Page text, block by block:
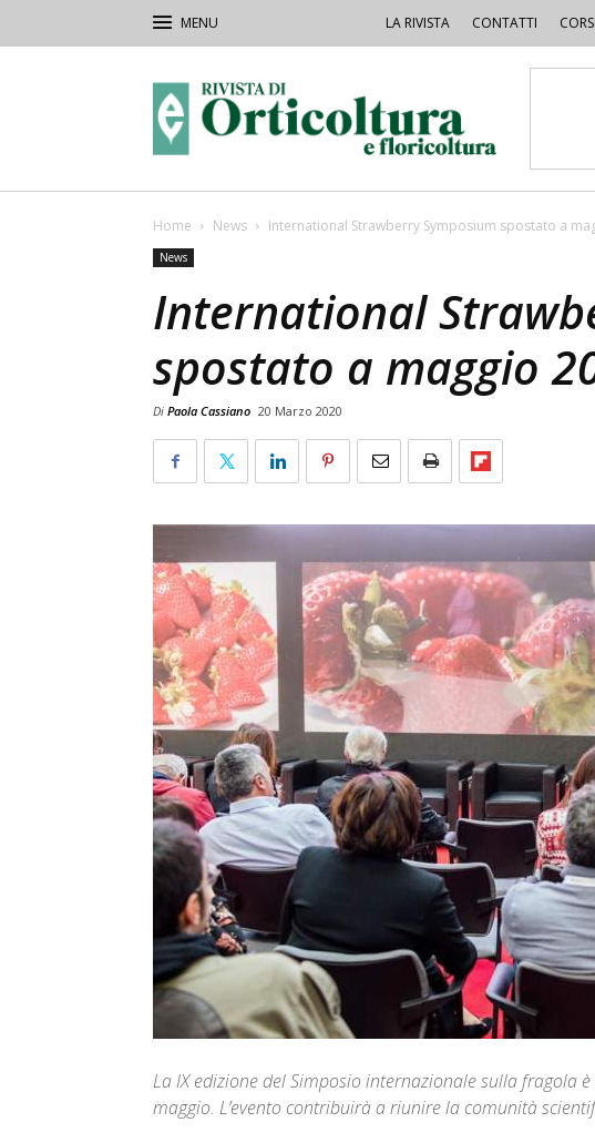
LA RIVISTA CONTATTI CORSI
Orticoltura
Home News International Strawberry Symposium spostato a
News
International
spostato a maggio
Di Paola Cassiano 20 Marzo 2020
La IX edizione del Simposio internazionale sulla fragola
maggio. L’evento contribuirà a riunire la comunità